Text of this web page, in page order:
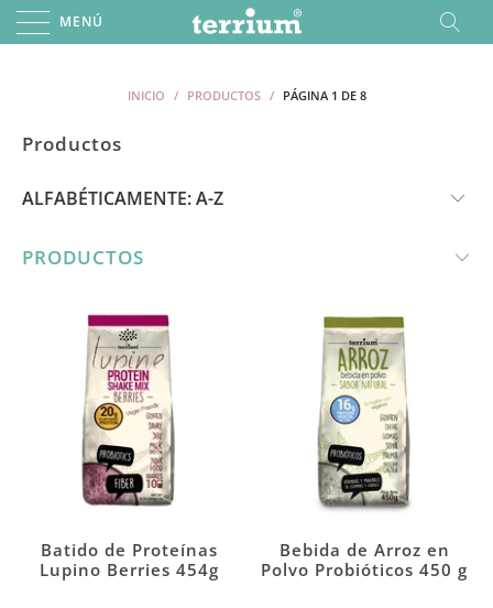
MENÚ
INICIO / PRODUCTOS / PÁGINA 1 DE 8
Productos
PRODUCTOS
Batido de Proteínas
Lupino Berries 454g
Bebida de Arroz en
Polvo Probióticos 450 g